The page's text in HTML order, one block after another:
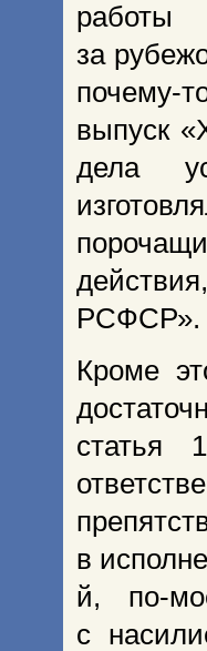
работы
за
почему-
выпуск
дела
РСФСР».
Кроме
статья
в
й, по-
с